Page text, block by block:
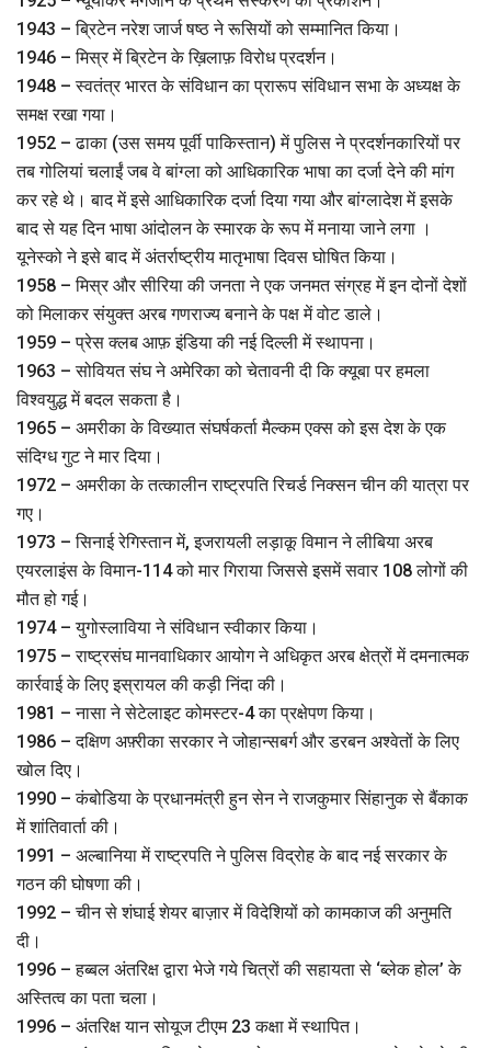
1943 – ब्रिटेन नरेश जार्ज षष्ठ ने रूसियों को सम्मानित किया।
1946 – मिस्र में ब्रिटेन के ख़िलाफ़ विरोध प्रदर्शन।
1948 – स्वतंत्र भारत के संविधान का प्रारूप संविधान सभा के अध्यक्ष के
समक्ष रखा गया।
1952 – ढाका (उस समय पूर्वी पाकिस्तान) में पुलिस ने प्रदर्शनकारियों पर
तब गोलियां चलाईं जब वे बांग्ला को आधिकारिक भाषा का दर्जा देने की मांग
कर रहे थे। बाद में इसे आधिकारिक दर्जा दिया गया और बांग्लादेश में इसके
बाद से यह दिन भाषा आंदोलन के स्मारक के रूप में मनाया जाने लगा ।
यूनेस्को ने इसे बाद में अंतर्राष्ट्रीय मातृभाषा दिवस घोषित किया।
1958 – मिस्र और सीरिया की जनता ने एक जनमत संग्रह में इन दोनों देशों
को मिलाकर संयुक्त अरब गणराज्य बनाने के पक्ष में वोट डाले।
1959 – प्रेस क्लब आफ़ इंडिया की नई दिल्ली में स्थापना।
1963 – सोवियत संघ ने अमेरिका को चेतावनी दी कि क्यूबा पर हमला
विश्वयुद्ध में बदल सकता है।
1965 – अमरीका के विख्यात संघर्षकर्ता मैल्कम एक्स को इस देश के एक
संदिग्ध गुट ने मार दिया।
1972 – अमरीका के तत्कालीन राष्ट्रपति रिचर्ड निक्सन चीन की यात्रा पर
गए।
1973 – सिनाई रेगिस्तान में, इजरायली लड़ाकू विमान ने लीबिया अरब
एयरलाइंस के विमान-114 को मार गिराया जिससे इसमें सवार 108 लोगों की
मौत हो गई।
1974 – युगोस्लाविया ने संविधान स्वीकार किया।
1975 – राष्ट्रसंघ मानवाधिकार आयोग ने अधिकृत अरब क्षेत्रों में दमनात्मक
कार्रवाई के लिए इस्रायल की कड़ी निंदा की।
1981 – नासा ने सेटेलाइट कोमस्टर-4 का प्रक्षेपण किया।
1986 – दक्षिण अफ़्रीका सरकार ने जोहान्सबर्ग और डरबन अश्वेतों के लिए
खोल दिए।
1990 – कंबोडिया के प्रधानमंत्री हुन सेन ने राजकुमार सिंहानुक से बैंकाक
में शांतिवार्ता की।
1991 – अल्बानिया में राष्ट्रपति ने पुलिस विद्रोह के बाद नई सरकार के
गठन की घोषणा की।
1992 – चीन से शंघाई शेयर बाज़ार में विदेशियों को कामकाज की अनुमति
दी।
1996 – हब्बल अंतरिक्ष द्वारा भेजे गये चित्रों की सहायता से ‘ब्लेक होल’ के
अस्तित्व का पता चला।
1996 – अंतरिक्ष यान सोयूज टीएम 23 कक्षा में स्थापित।